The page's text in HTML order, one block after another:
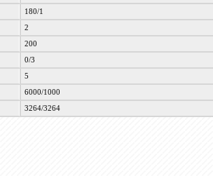
180/1
2
200
0/3
5
6000/1000
3264/3264